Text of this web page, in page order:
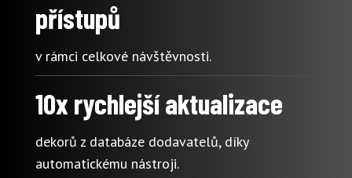
přístupů
v rámci celkové návštěvnosti.
10x rychlejší aktualizace
dekorů z databáze dodavatelů, díky
automatickému nástroji.